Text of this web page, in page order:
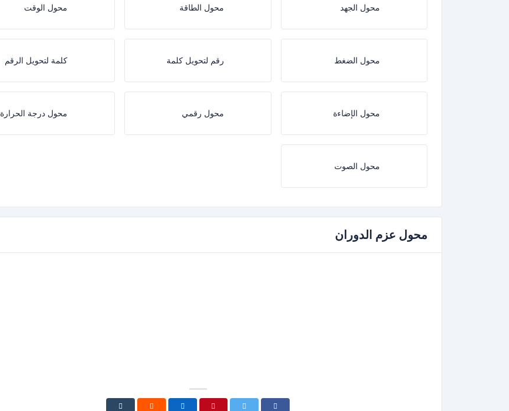
محول الجهد محول الطاقة محول الوقت
محول الضغط رقم لتحويل كلمة كلمة لتحويل الرقم
محول الإضاءة محول رقمي محول درجة الحرارة
محول الصوت
محول عزم الدوران